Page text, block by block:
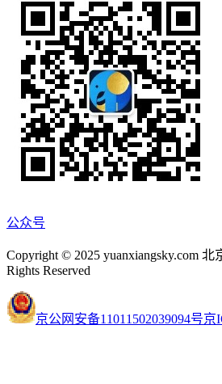
公众号
Copyright © 2025 yuanxiangsky.com
Rights Reserved
京公网安备11011502039094号京